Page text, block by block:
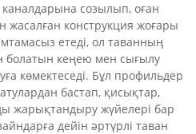
созылып, оған
конструкция жоғары
етеді, ол таванның
болатын кеңею мен сығылу
көмектеседі. Бұл профильдер
бастап, қисықтар,
жарықтандыру жүйелері бар
дейін әртүрлі таван